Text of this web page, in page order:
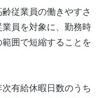
従業員の働きやすさ
員を対象に、勤務時
囲で短縮することを
有給休暇日数のうち